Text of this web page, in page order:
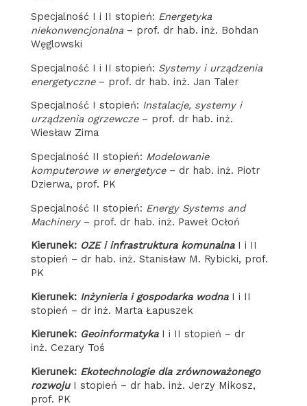
specjalność I i II stopień: Energetyka
niekonwencjonalna– prof. dr hab. inż. Bohdan
Węglowski
specjalność I i II stopień: Systemy i urządzenia
energetyczne – prof. dr hab. inż. Jan Taler
specjalność I stopień: Instalacje, systemy i
urządzenia ogrzewcze– prof. dr hab. inż.
Wiesław Zima
specjalność II stopień: Modelowanie
komputerowe w energetyce– dr hab. inż. Piotr
Dzierwa, prof. PK
specjalność II stopień: Energy Systems and
Machinery– prof. dr hab. inż. Paweł Ocłoń
kierunek: OZE i infrastruktura komunalnaI i II
stopień – dr hab. inż. Stanisław M. Rybicki, prof.
PK
kierunek: Inżynieria i gospodarka wodna I i II
stopień – dr inż. Marta Łapuszek
kierunek: Geoinformatyka I i II stopień – dr
inż. Cezary Toś
kierunek: Ekotechnologie dla zrównoważonego
rozwoju I stopień – dr hab. inż. Jerzy Mikosz,
prof. PK